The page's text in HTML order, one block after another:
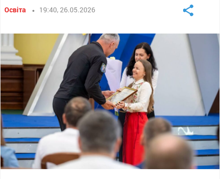
Освіта 19:40, 26.05.2026